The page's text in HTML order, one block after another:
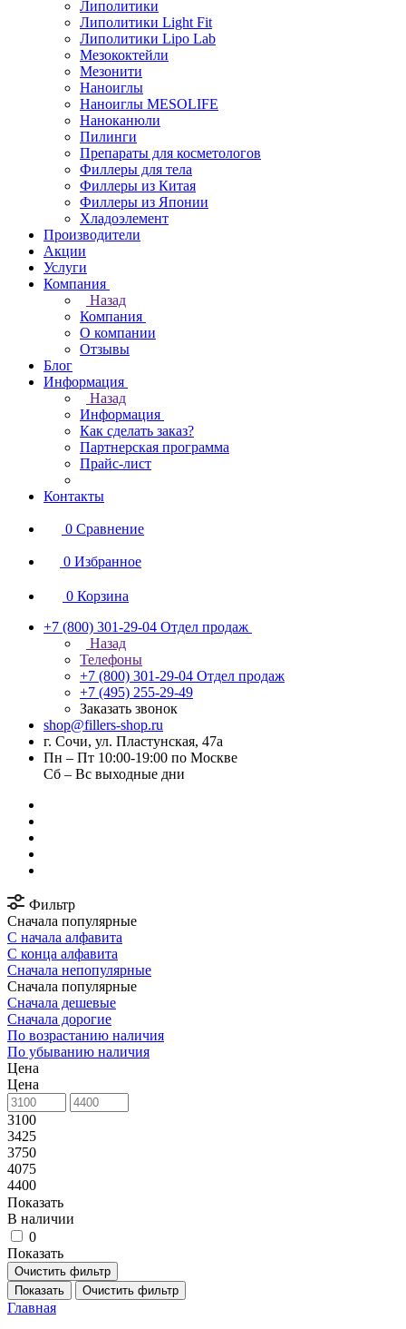
Липолитики
Липолитики Light Fit
Липолитики Lipo Lab
Мезококтейли
Мезонити
Наноиглы
Наноиглы MESOLIFE
Наноканюли
Пилинги
Препараты для косметологов
Филлеры для тела
Филлеры из Китая
Филлеры из Японии
Хладоэлемент
Производители
Акции
Услуги
Компания
Назад
Компания
О компании
Отзывы
Блог
Информация
Назад
Информация
Как сделать заказ?
Партнерская программа
Прайс-лист
Контакты
0 Сравнение
0 Избранное
0 Корзина
+7 (800) 301-29-04 Отдел продаж
Назад
Телефоны
+7 (800) 301-29-04 Отдел продаж
+7 (495) 255-29-49
Заказать звонок
shop@fillers-shop.ru
г. Сочи, ул. Пластунская, 47а
Пн – Пт 10:00-19:00 по Москве
Сб – Вс выходные дни
Фильтр
Сначала популярные
С начала алфавита
С конца алфавита
Сначала непопулярные
Сначала популярные
Сначала дешевые
Сначала дорогие
По возрастанию наличия
По убыванию наличия
Цена
Цена
3100
3425
3750
4075
4400
Показать
В наличии
0
Показать
Очистить фильтр
Показать
Очистить фильтр
Главная